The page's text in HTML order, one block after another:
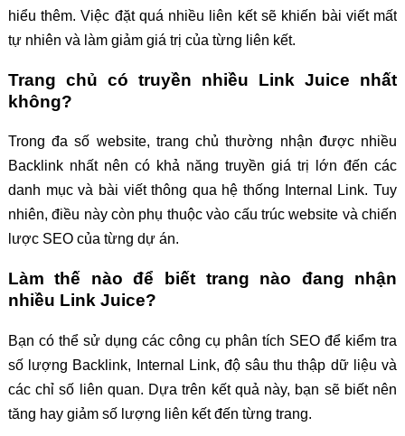
hiểu thêm. Việc đặt quá nhiều liên kết sẽ khiến bài viết mất
tự nhiên và làm giảm giá trị của từng liên kết.
Trang chủ có truyền nhiều Link Juice nhất
không?
Trong đa số website, trang chủ thường nhận được nhiều
Backlink nhất nên có khả năng truyền giá trị lớn đến các
danh mục và bài viết thông qua hệ thống Internal Link. Tuy
nhiên, điều này còn phụ thuộc vào cấu trúc website và chiến
lược SEO của từng dự án.
Làm thế nào để biết trang nào đang nhận
nhiều Link Juice?
Bạn có thể sử dụng các công cụ phân tích SEO để kiểm tra
số lượng Backlink, Internal Link, độ sâu thu thập dữ liệu và
các chỉ số liên quan. Dựa trên kết quả này, bạn sẽ biết nên
tăng hay giảm số lượng liên kết đến từng trang.